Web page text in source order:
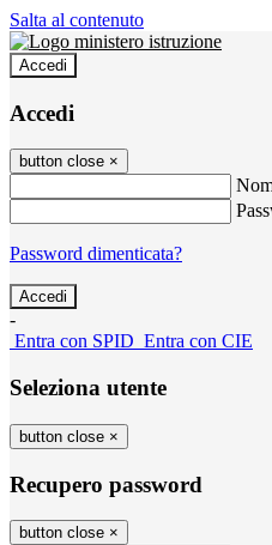
Salta al contenuto
Accedi
Accedi
button close ×
Password dimenticata?
-
Entra con SPID Entra con CIE
Seleziona utente
button close ×
Recupero password
button close ×